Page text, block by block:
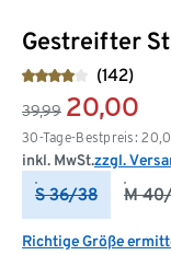
Gestreifter
(142)
39,99 20,00
30-Tage-Bestpreis:
inkl. MwSt.zzgl.
S 36/38 M
Richtige Größe